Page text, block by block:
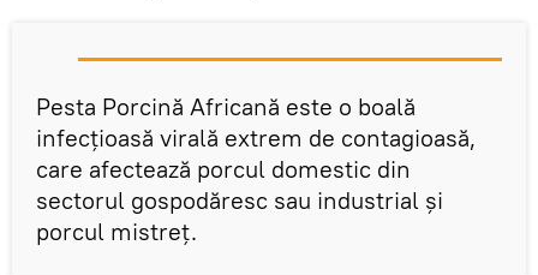
Pesta Porcină Africană este o boală
infecţioasă virală extrem de contagioasă,
care afectează porcul domestic din
sectorul gospodăresc sau industrial şi
porcul mistreţ.